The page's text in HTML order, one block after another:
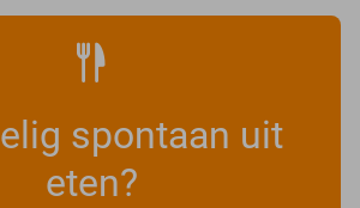
spontaan uit
eten?